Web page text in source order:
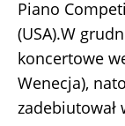
Piano
(USA).W
koncertowe
Wenecja),
zadebiutował